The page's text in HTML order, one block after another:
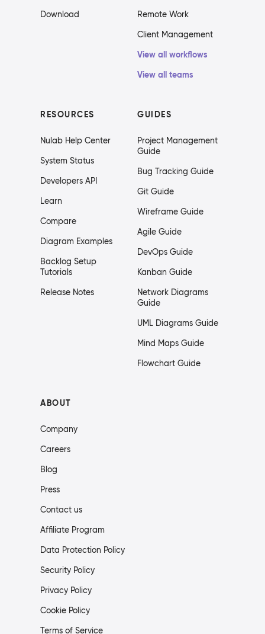
Download
Remote Work
Client Management
View all workflows
View all teams
RESOURCES
Nulab Help Center
System Status
Developers API
Learn
Compare
Diagram Examples
Backlog Setup
Tutorials
Release Notes
GUIDES
Project Management
Guide
Bug Tracking Guide
Git Guide
Wireframe Guide
Agile Guide
DevOps Guide
Kanban Guide
Network Diagrams
Guide
UML Diagrams Guide
Mind Maps Guide
Flowchart Guide
ABOUT
Company
Careers
Blog
Press
Contact us
Affiliate Program
Data Protection Policy
Security Policy
Privacy Policy
Cookie Policy
Terms of Service